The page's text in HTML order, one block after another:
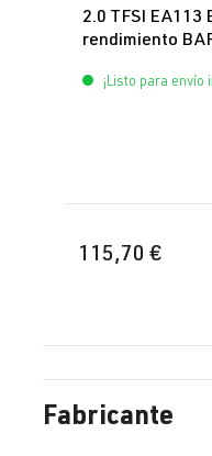
2.0 TFSI
rendimiento
¡Listo para envío
115,70 €
Fabricante